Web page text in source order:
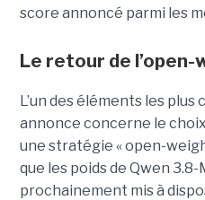
score annoncé parmi les
Le retour de l’open-
L’un des éléments les
annonce concerne le
une stratégie « open-
que les poids de Qwen
prochainement mis à